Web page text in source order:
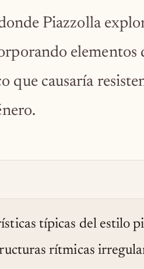
Piazzolla
elementos
que causaría
típicas del estilo
rítmicas